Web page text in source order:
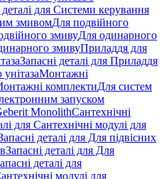
деталі для Системи керування
змивомДля подвійного
змивуДля одинарного
змивуПриладдя для
Запасні деталі для Приладдя
Монтажні
комплектиДля систем
запуском
MonolithСантехнічні
для Сантехнічні модулі для
деталі для Для підвісних
Запасні деталі для Для
деталі для
модулі для